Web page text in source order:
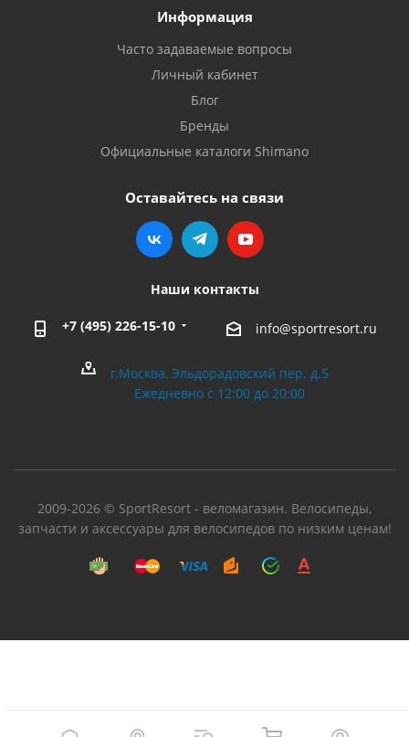
Информация
Часто задаваемые вопросы
Личный кабинет
Блог
Бренды
Официальные каталоги Shimano
Оставайтесь на связи
Наши контакты
+7 (495) 226-15-10 info@sportresort.ru
г.Москва, Эльдорадовский пер. д.5
Ежедневно с 12:00 до 20:00
2009-2026 © SportResort - веломагазин. Велосипеды,
запчасти и аксессуары для велосипедов по низким ценам!